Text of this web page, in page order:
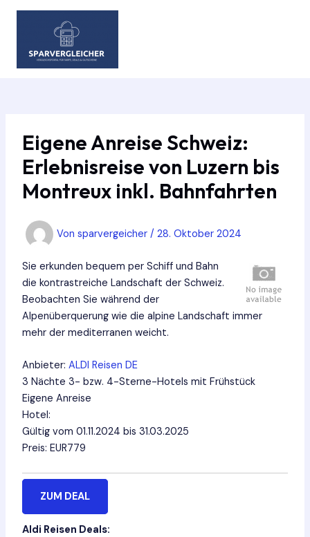
Zum
Eigene Anreise Schweiz:
Erlebnisreise von Luzern bis
Montreux inkl. Bahnfahrten
Von sparvergeicher / 28. Oktober 2024
Sie erkunden bequem per Schiff und Bahn
die kontrastreiche Landschaft der Schweiz.
Beobachten Sie während der
Alpenüberquerung wie die alpine Landschaft immer
mehr der mediterranen weicht.
Anbieter: ALDI Reisen DE
3 Nächte 3- bzw. 4-Sterne-Hotels mit Frühstück
Eigene Anreise
Hotel:
Gültig vom 01.11.2024 bis 31.03.2025
Preis: EUR779
ZUM DEAL
Aldi Reisen Deals: